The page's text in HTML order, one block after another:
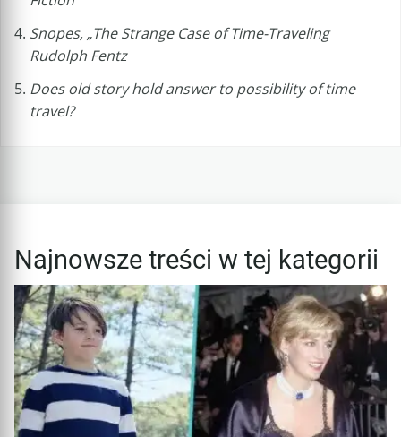
Snopes, „The Strange Case of Time-Traveling
Rudolph Fentz
Does old story hold answer to possibility of time
travel?
Najnowsze treści w tej kategorii